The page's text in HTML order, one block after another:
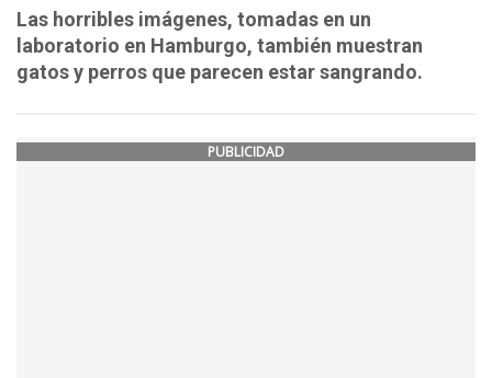
Las horribles imágenes, tomadas en un
laboratorio en Hamburgo, también muestran
gatos y perros que parecen estar sangrando.
PUBLICIDAD